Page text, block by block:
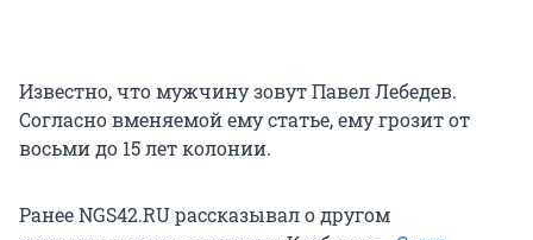
Известно, что мужчину зовут Павел Лебедев.
Согласно вменяемой ему статье, ему грозит от
восьми до 15 лет колонии.
Ранее NGS42.RU рассказывал о другом